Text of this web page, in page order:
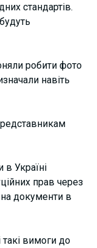
стандартів.
робити фото
навіть
Україні
прав через
документи в
вимоги до